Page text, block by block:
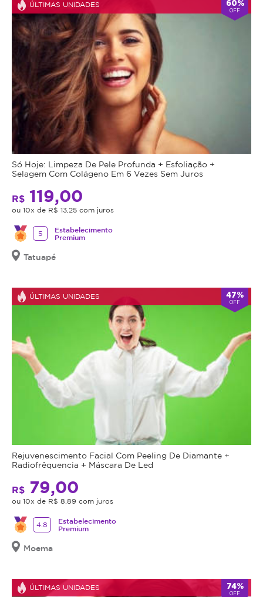
hidratação
profunda
para
todos
os
tipos
de
pele,
especialmente
aquelas
que
precisam
de
e
cuidados
intensivos.
ÚLTIMAS UNIDADES 60%
OFF
Só Hoje: Limpeza De Pele Profunda + Esfoliação +
Selagem Com Colágeno Em 6 Vezes Sem Juros
R$ 119,00
ou 10x de R$ 13,25 com juros
5
Estabelecimento
Premium
Tatuapé
ÚLTIMAS UNIDADES 47%
OFF
Rejuvenescimento Facial Com Peeling De Diamante +
Radiofrêquencia + Máscara De Led
R$ 79,00
ou 10x de R$ 8,89 com juros
4.8
Estabelecimento
Premium
Moema
ÚLTIMAS UNIDADES 74%
OFF